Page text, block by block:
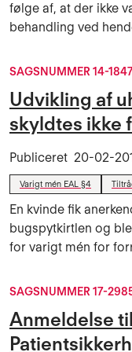
følge af, at der ikke
behandling ved
SAGSNUMMER 14-
Udvikling af
skyldtes ikke
Publiceret 20-02-
Varigt mén EAL §4
En kvinde fik
bugspytkirtlen og
for varigt mén for
SAGSNUMMER 17-
Anmeldelse